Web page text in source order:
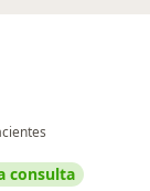
consulta